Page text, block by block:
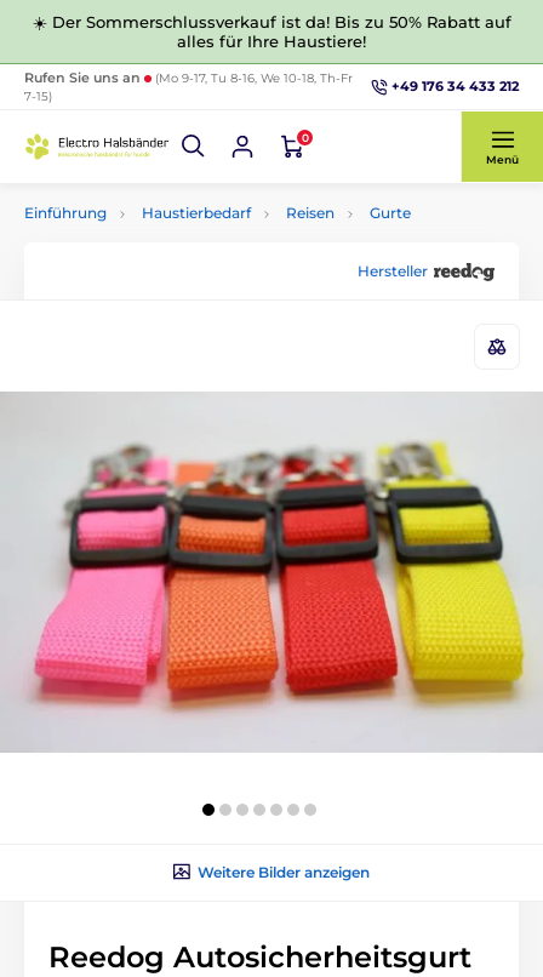
☀️ Der Sommerschlussverkauf ist da! Bis zu 50% Rabatt auf
alles für Ihre Haustiere!
Rufen Sie uns an
(Mo 9-17, Tu 8-16, We 10-18, Th-Fr
7-15)
+49 176 34 433 212
0
Menü
Einführung Haustierbedarf Reisen Gurte
Hersteller
Weitere Bilder anzeigen
Reedog Autosicherheitsgurt